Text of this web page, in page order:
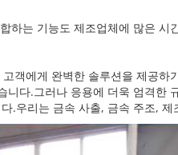
하는 기능도 제조업체에 많은 시
객에게 완벽한 솔루션을 제공하
니다.그러나 응용에 더욱 엄격한
.우리는 금속 사출, 금속 주조,